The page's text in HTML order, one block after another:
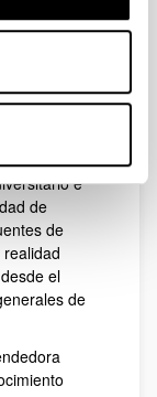
las
e
de
de
el
de